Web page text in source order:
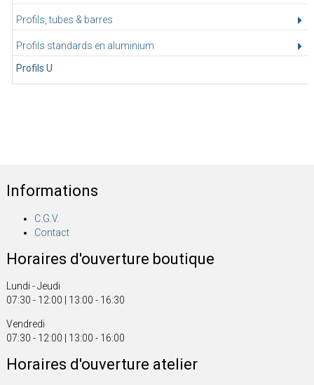
Profils, tubes & barres
Profils standards en aluminium
Profils U
Informations
C.G.V.
Contact
Horaires d'ouverture boutique
Lundi - Jeudi
07:30 - 12:00 | 13:00 - 16:30
Vendredi
07:30 - 12:00 | 13:00 - 16:00
Horaires d'ouverture atelier